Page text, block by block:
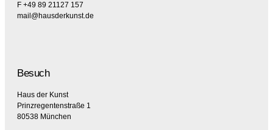
F +49 89 21127 157
mail@hausderkunst.de
Besuch
Haus der Kunst
Prinzregentenstraße 1
80538 München